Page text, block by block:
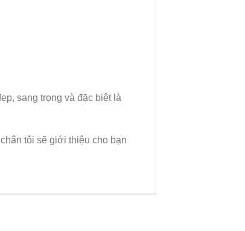
sang trọng và đặc biệt là
tôi sẽ giới thiệu cho bạn